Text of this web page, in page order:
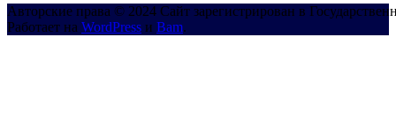
Авторские права © 2024 Сайт зарегистрирован в
Работает на WordPress и Bam.